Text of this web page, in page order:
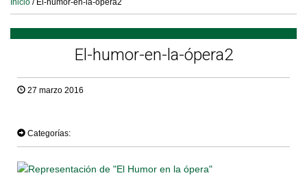
Inicio / El-humor-en-la-ópera2
El-humor-en-la-ópera2
27 marzo 2016
Categorías: